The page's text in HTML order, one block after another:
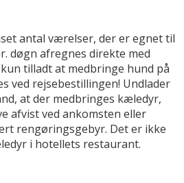
antal værelser, der er egnet til
døgn afregnes direkte med
tilladt at medbringe hund på
ved rejsebestillingen! Undlader
at der medbringes kæledyr,
afvist ved ankomsten eller
rengøringsgebyr. Det er ikke
i hotellets restaurant.